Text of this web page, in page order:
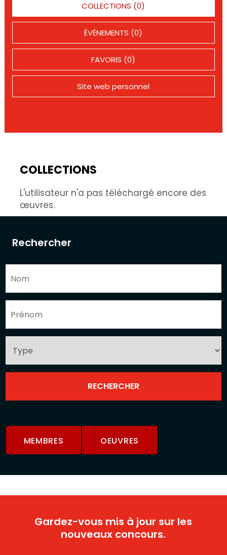
Rechercher
MEMBRES OEUVRES
COLLECTIONS (0)
ÉVÉNEMENTS (0)
FAVORIS (0)
Site web personnel
COLLECTIONS
L'utilisateur n'a pas téléchargé encore des
œuvres.
Gardez-vous mis à jour sur les
nouveaux concours.